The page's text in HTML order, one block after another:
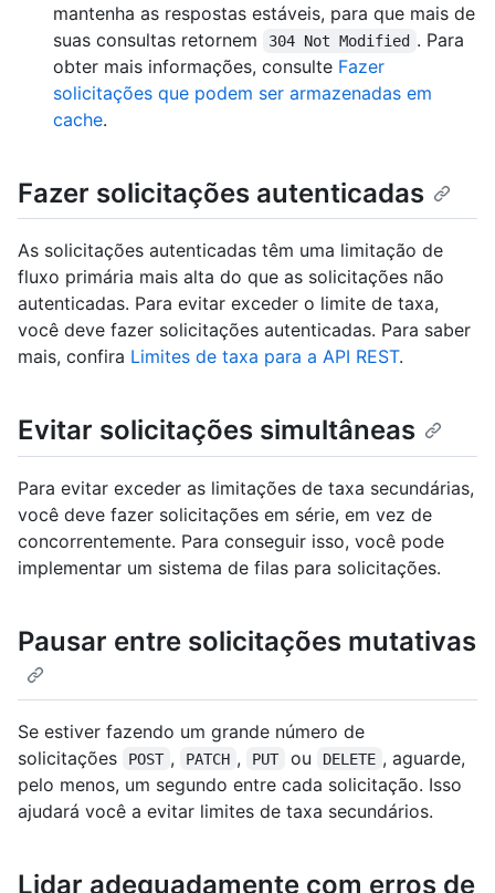
mantenha as respostas estáveis, para que mais de
suas consultas retornem
304 Not Modified . Para
obter mais informações, consulte Fazer
solicitações que podem ser armazenadas em
cache.
Fazer solicitações autenticadas
As solicitações autenticadas têm uma limitação de
fluxo primária mais alta do que as solicitações não
autenticadas. Para evitar exceder o limite de taxa,
você deve fazer solicitações autenticadas. Para saber
mais, confira Limites de taxa para a API REST.
Evitar solicitações simultâneas
Para evitar exceder as limitações de taxa secundárias,
você deve fazer solicitações em série, em vez de
concorrentemente. Para conseguir isso, você pode
implementar um sistema de filas para solicitações.
Pausar entre solicitações mutativas
Se estiver fazendo um grande número de
solicitações
POST , PATCH , PUT ou DELETE , aguarde,
pelo menos, um segundo entre cada solicitação. Isso
ajudará você a evitar limites de taxa secundários.
Lidar adequadamente com erros de